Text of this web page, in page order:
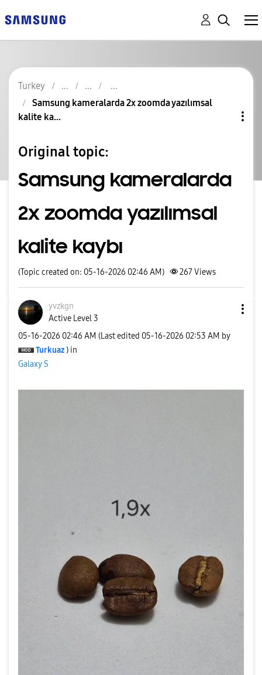
Turkey
Samsung kameralarda 2x zoomda yazılımsal
kalite ka...
Original topic:
Samsung kameralarda
2x zoomda yazılımsal
kalite kaybı
(Topic created on: 05-16-2026 02:46 AM) 267Views
yvzkgn
Active Level 3
‎05-16-2026 02:46 AM (Last edited ‎05-16-2026 02:53 AM by
Turkuaz ) in
Galaxy S